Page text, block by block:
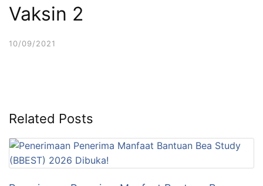
Vaksin 2
10/09/2021
Related Posts